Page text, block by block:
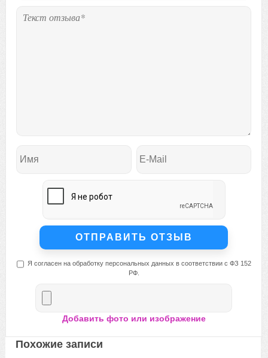
Я согласен на обработку персональных данных в соответствии с ФЗ 152
РФ.
Добавить фото или изображение
Похожие записи